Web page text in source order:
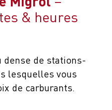
& heures
de stations-
lesquelles vous
de carburants.